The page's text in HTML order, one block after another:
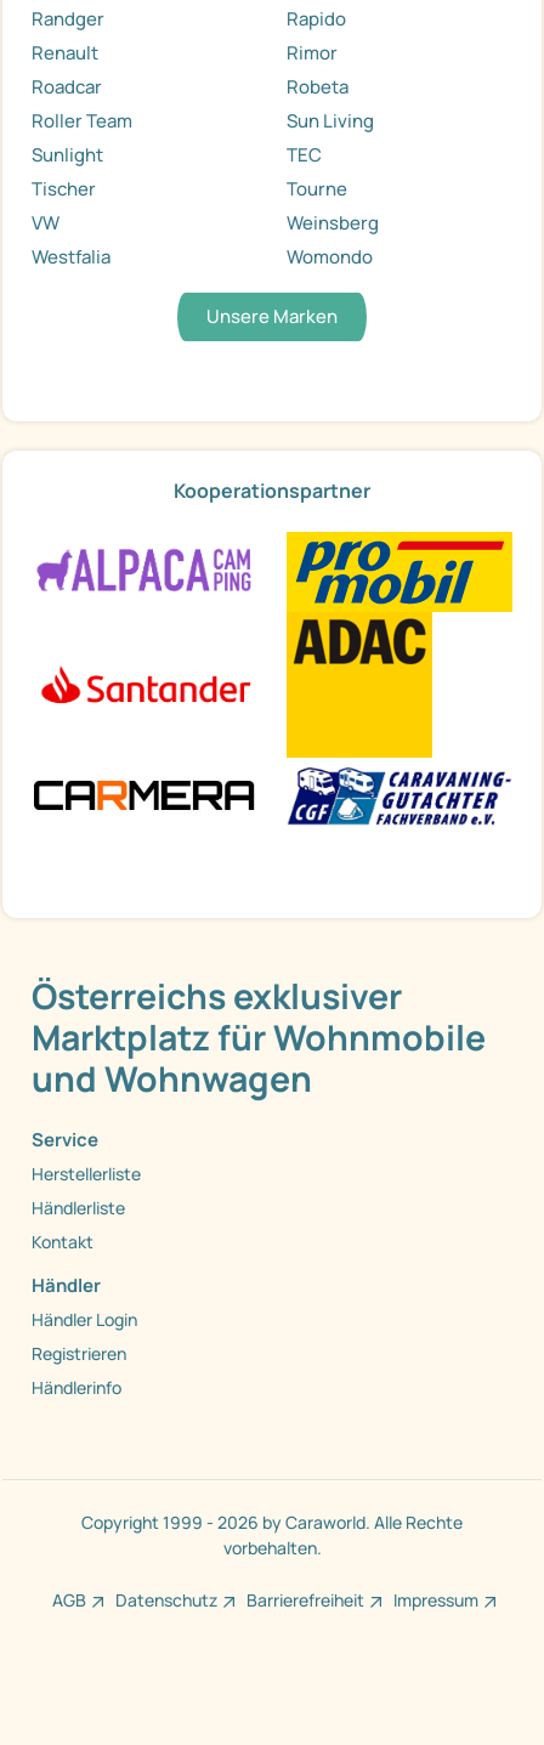
Randger
Rapido
Renault
Rimor
Roadcar
Robeta
Roller Team
Sun Living
Sunlight
TEC
Tischer
Tourne
VW
Weinsberg
Westfalia
Womondo
Unsere Marken
Kooperationspartner
Österreichs exklusiver
Marktplatz für Wohnmobile
und Wohnwagen
Service
Herstellerliste
Händlerliste
Kontakt
Händler
Händler Login
Registrieren
Händlerinfo
Copyright 1999 - 2026 by Caraworld. Alle Rechte
vorbehalten.
AGB Datenschutz Barrierefreiheit Impressum